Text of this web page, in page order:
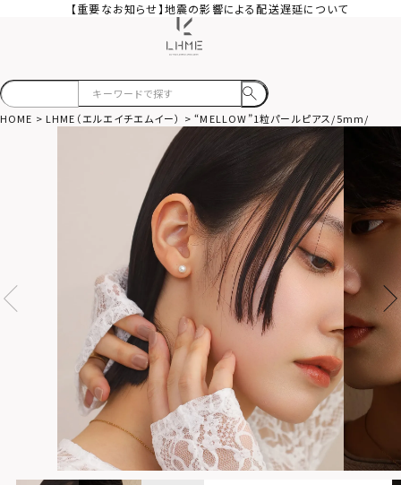
【重要なお知らせ】地震の影響による配送遅延について
HOME LHME（エルエイチエムイー） “MELLOW”1粒パールピアス/5mm/ゴール